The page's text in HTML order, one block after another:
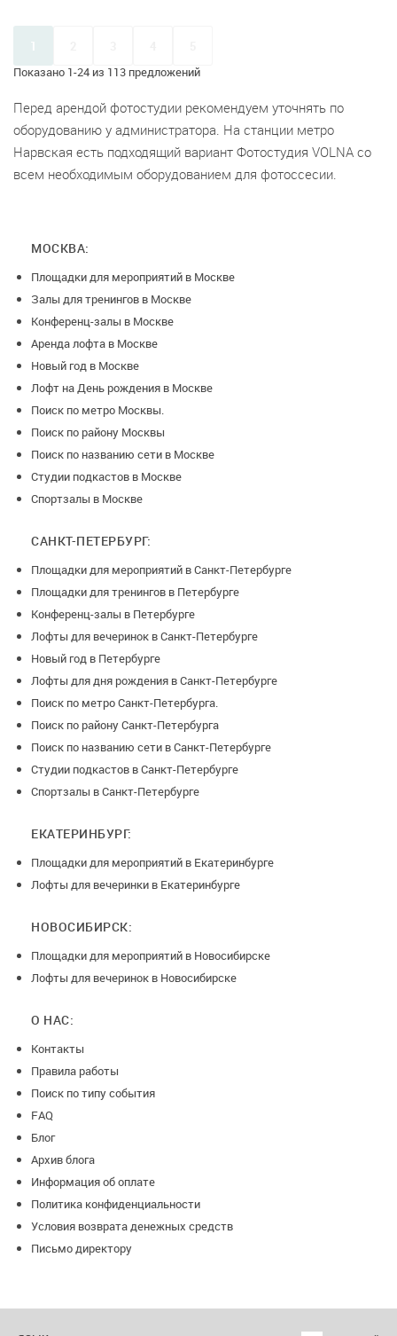
Показано 1-24 из 113 предложений
1
Перед арендой фотостудии рекомендуем уточнять по
оборудованию у администратора. На станции метро
Нарвская есть подходящий вариант Фотостудия VOLNA со
всем необходимым оборудованием для фотоссесии.
МОСКВА:
Площадки для мероприятий в Москве
Залы для тренингов в Москве
Конференц-залы в Москве
Аренда лофта в Москве
Новый год в Москве
Лофт на День рождения в Москве
Поиск по метро Москвы.
Поиск по району Москвы
Поиск по названию сети в Москве
Студии подкастов в Москве
Спортзалы в Москве
САНКТ-ПЕТЕРБУРГ:
Площадки для мероприятий в Санкт-Петербурге
Площадки для тренингов в Петербурге
Конференц-залы в Петербурге
Лофты для вечеринок в Санкт-Петербурге
Новый год в Петербурге
Лофты для дня рождения в Санкт-Петербурге
Поиск по метро Санкт-Петербурга.
Поиск по району Санкт-Петербурга
Поиск по названию сети в Санкт-Петербурге
Студии подкастов в Санкт-Петербурге
Спортзалы в Санкт-Петербурге
ЕКАТЕРИНБУРГ:
Площадки для мероприятий в Екатеринбурге
Лофты для вечеринки в Екатеринбурге
НОВОСИБИРСК:
Площадки для мероприятий в Новосибирске
Лофты для вечеринок в Новосибирске
О НАС:
Контакты
Правила работы
Поиск по типу события
FAQ
Блог
Архив блога
Информация об оплате
Политика конфиденциальности
Условия возврата денежных средств
Письмо директору